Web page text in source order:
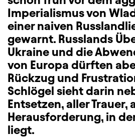
Imperialismus von
einer naiven
gewarnt. Russlands
Ukraine und die
von Europa dürften
Rückzug und
Schlögel sieht darin
Entsetzen, aller Trauer,
Herausforderung, in
liegt.